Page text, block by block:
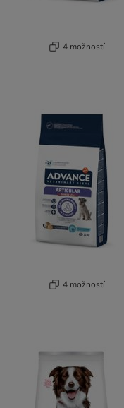
4 možností
4 možností